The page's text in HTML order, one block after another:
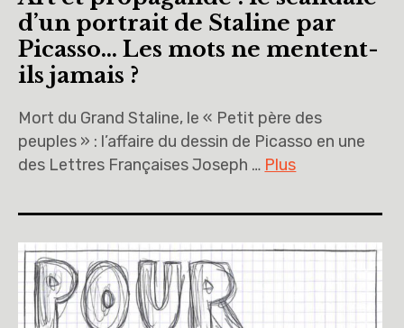
d’un portrait de Staline par
Picasso… Les mots ne mentent-
ils jamais ?
Mort du Grand Staline, le « Petit père des
peuples » : l’affaire du dessin de Picasso en une
des Lettres Françaises Joseph … Plus